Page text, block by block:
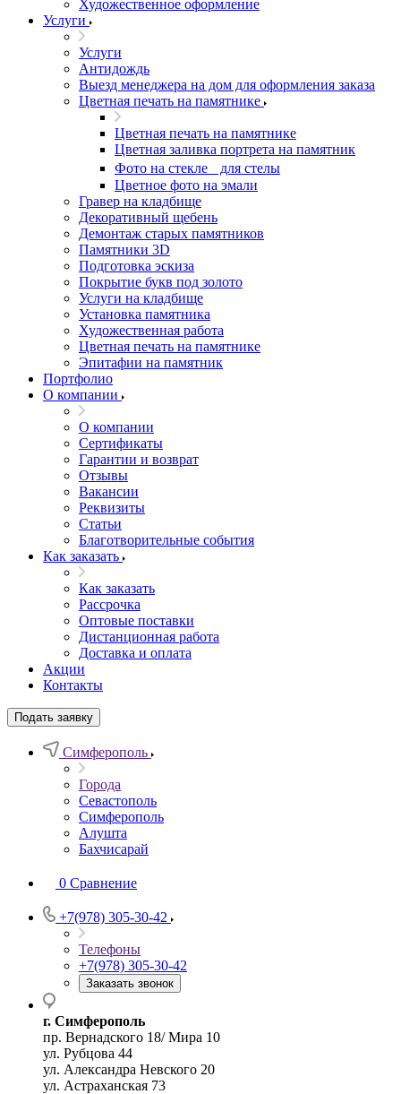
Художественное оформление
Услуги
Услуги
Антидождь
Выезд менеджера на дом для оформления заказа
Цветная печать на памятнике
Цветная печать на памятнике
Цветная заливка портрета на памятник
Фото на стекле для стелы
Цветное фото на эмали
Гравер на кладбище
Декоративный щебень
Демонтаж старых памятников
Памятники 3D
Подготовка эскиза
Покрытие букв под золото
Услуги на кладбище
Установка памятника
Художественная работа
Цветная печать на памятнике
Эпитафии на памятник
Портфолио
О компании
О компании
Сертификаты
Гарантии и возврат
Отзывы
Вакансии
Реквизиты
Статьи
Благотворительные события
Как заказать
Как заказать
Рассрочка
Оптовые поставки
Дистанционная работа
Доставка и оплата
Акции
Контакты
Подать заявку
Симферополь
Города
Севастополь
Симферополь
Алушта
Бахчисарай
0 Сравнение
+7(978) 305-30-42
Телефоны
+7(978) 305-30-42
Заказать звонок
г. Симферополь
пр. Вернадского 18/ Мира 10
ул. Рубцова 44
ул. Александра Невского 20
ул. Астраханская 73